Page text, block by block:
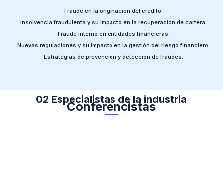
Fraude en la originación del crédito.
Insolvencia fraudulenta y su impacto en la recuperación de cartera.
Fraude interno en entidades financieras.
Nuevas regulaciones y su impacto en la gestión del riesgo financiero.
Estrategias de prevención y detección de fraudes.
Conferencistas
02 Especialistas de la industria
──